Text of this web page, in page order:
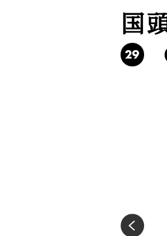
国
29